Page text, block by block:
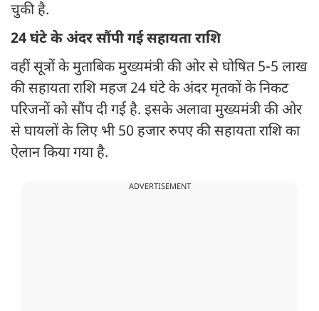
चुकी है.
24 घंटे के अंदर सौंपी गई सहायता राशि
वहीं सूत्रों के मुताबिक मुख्यमंत्री की ओर से घोषित 5-5 लाख
की सहायता राशि महज 24 घंटे के अंदर मृतकों के निकट
परिजनों को सौंप दी गई है. इसके अलावा मुख्यमंत्री की ओर
से घायलों के लिए भी 50 हजार रुपए की सहायता राशि का
ऐलान किया गया है.
ADVERTISEMENT